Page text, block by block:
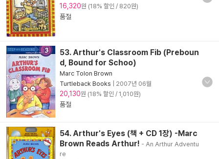
16,320원 (18% 할인 / 820원)
품절
53. Arthur's Classroom Fib (Preboun
d, Bound for Schoo)
Marc Tolon Brown
Turtleback Books
2007년 06월
20,130원 (18% 할인 / 1,010원)
품절
54. Arthur's Eyes (책 + CD 1장) -Marc
Brown Reads Arthur! - An Arthur Adventu
re